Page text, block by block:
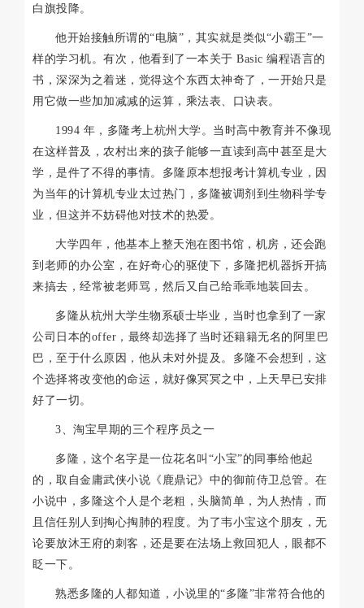
白旗投降。
他开始接触所谓的“电脑”，其实就是类似“小霸王”一
样的学习机。有次，他看到了一本关于 Basic 编程语言的
书，深深为之着迷，觉得这个东西太神奇了，一开始只是
用它做一些加加减减的运算，乘法表、口诀表。
1994 年，多隆考上杭州大学。当时高中教育并不像现
在这样普及，农村出来的孩子能够一直读到高中甚至是大
学，是件了不得的事情。多隆原本想报考计算机专业，因
为当年的计算机专业太过热门，多隆被调剂到生物科学专
业，但这并不妨碍他对技术的热爱。
大学四年，他基本上整天泡在图书馆，机房，还会跑
到老师的办公室，在好奇心的驱使下，多隆把机器拆开搞
来搞去，经常被老师骂，然后又自己给乖乖地装回去。
多隆从杭州大学生物系硕士毕业，当时也拿到了一家
公司日本的offer，最终却选择了当时还籍籍无名的阿里巴
巴，至于什么原因，他从未对外提及。多隆不会想到，这
个选择将改变他的命运，就好像冥冥之中，上天早已安排
好了一切。
3、淘宝早期的三个程序员之一
多隆，这个名字是一位花名叫“小宝”的同事给他起
的，取自金庸武侠小说《鹿鼎记》中的御前侍卫总管。在
小说中，多隆这个人是个老粗，头脑简单，为人热情，而
且信任别人到掏心掏肺的程度。为了韦小宝这个朋友，无
论要放沐王府的刺客，还是要在法场上救回犯人，眼都不
眨一下。
熟悉多隆的人都知道，小说里的“多隆”非常符合他的